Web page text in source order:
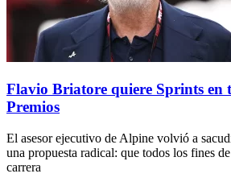
Flavio Briatore quiere Sprints en
Premios
El asesor ejecutivo de Alpine volvió a
una propuesta radical: que todos los fines
carrera